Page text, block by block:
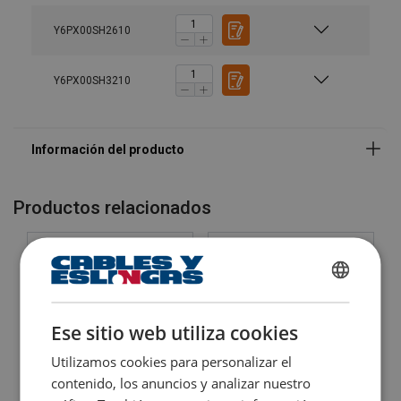
Y6PX00SH2610
Y6PX00SH3210
Productos relacionados
ENGLISH TRANSLATION
Ese sitio web utiliza cookies
Utilizamos cookies para personalizar el
contenido, los anuncios y analizar nuestro